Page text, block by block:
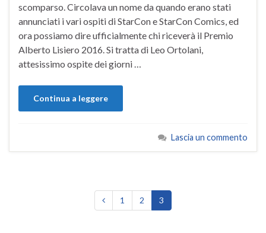
scomparso. Circolava un nome da quando erano stati
annunciati i vari ospiti di StarCon e StarCon Comics, ed
ora possiamo dire ufficialmente chi riceverà il Premio
Alberto Lisiero 2016. Si tratta di Leo Ortolani,
attesissimo ospite dei giorni …
Continua a leggere
Lascia un commento
1 2 3